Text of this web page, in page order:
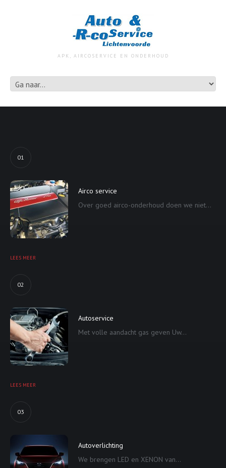
APK, AIRCOSERVICE EN ONDERHOUD
01
Airco service
Over goed airco-onderhoud doen we niet...
LEES MEER
02
Autoservice
Met volle aandacht gas geven Uw...
LEES MEER
03
Autoverlichting
We brengen LED en XENON van...